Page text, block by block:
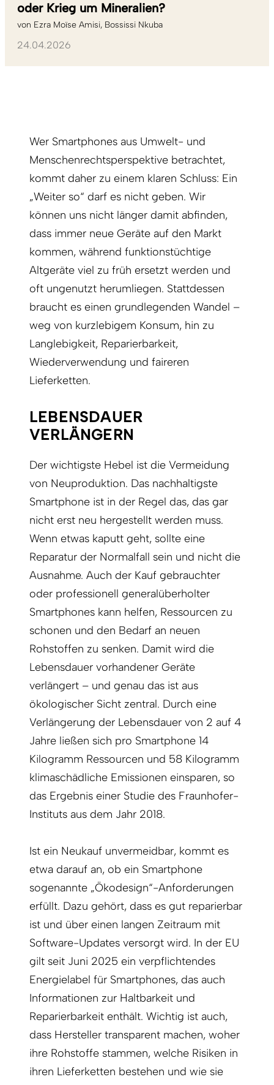
oder Krieg um Mineralien?
von Ezra Moïse Amisi Bossissi Nkuba
24.04.2026
Wer Smartphones aus Umwelt- und
Menschenrechtsper­spektive betrachtet,
kommt daher zu einem klaren Schluss: Ein
„Weiter so“ darf es nicht geben. Wir
können uns nicht länger damit abfinden,
dass immer neue Geräte auf den Markt
kommen, während funktionstüchtige
Altgeräte viel zu früh ersetzt werden und
oft ungenutzt herumliegen. Stattdessen
braucht es einen grundlegenden Wandel –
weg von kurzlebigem Konsum, hin zu
Langlebigkeit, Reparierbarkeit,
Wiederverwendung und faireren
Lieferketten.
LEBENSDAUER
VERLÄNGERN
Der wichtigste Hebel ist die Vermeidung
von Neuproduktion. Das nachhaltigste
Smartphone ist in der Regel das, das gar
nicht erst neu hergestellt werden muss.
Wenn etwas kaputt geht, sollte eine
Reparatur der Normalfall sein und nicht die
Ausnahme. Auch der Kauf gebrauchter
oder professionell generalüberholter
Smartphones kann helfen, Ressourcen zu
schonen und den Bedarf an neuen
Rohstoffen zu senken. Damit wird die
Lebensdauer vorhandener Geräte
verlängert – und genau das ist aus
ökologischer Sicht zentral. Durch eine
Verlängerung der Lebensdauer von 2 auf 4
Jahre ließen sich pro Smartphone 14
Kilogramm Ressourcen und 58 Kilogramm
klimaschädliche Emissionen einsparen, so
das Ergebnis einer Studie des Fraunhofer-
Instituts aus dem Jahr 2018.
Ist ein Neukauf unvermeidbar, kommt es
etwa darauf an, ob ein Smartphone
sogenannte „Ökodesign“-Anforderungen
erfüllt. Dazu gehört, dass es gut reparierbar
ist und über einen langen Zeitraum mit
Software-Updates versorgt wird. In der EU
gilt seit Juni 2025 ein verpflichtendes
Energielabel für Smartphones, das auch
Informationen zur Haltbarkeit und
Reparierbarkeit enthält. Wichtig ist auch,
dass Hersteller transparent machen, woher
ihre Rohstoffe stammen, welche Risiken in
ihren Lieferketten bestehen und wie sie